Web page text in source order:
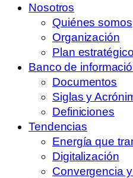
Nosotros
Quiénes somos
Organización
Plan estratégico
Banco de
Documentos
Siglas y
Definiciones
Tendencias
Energía que
Digitalización
Convergencia